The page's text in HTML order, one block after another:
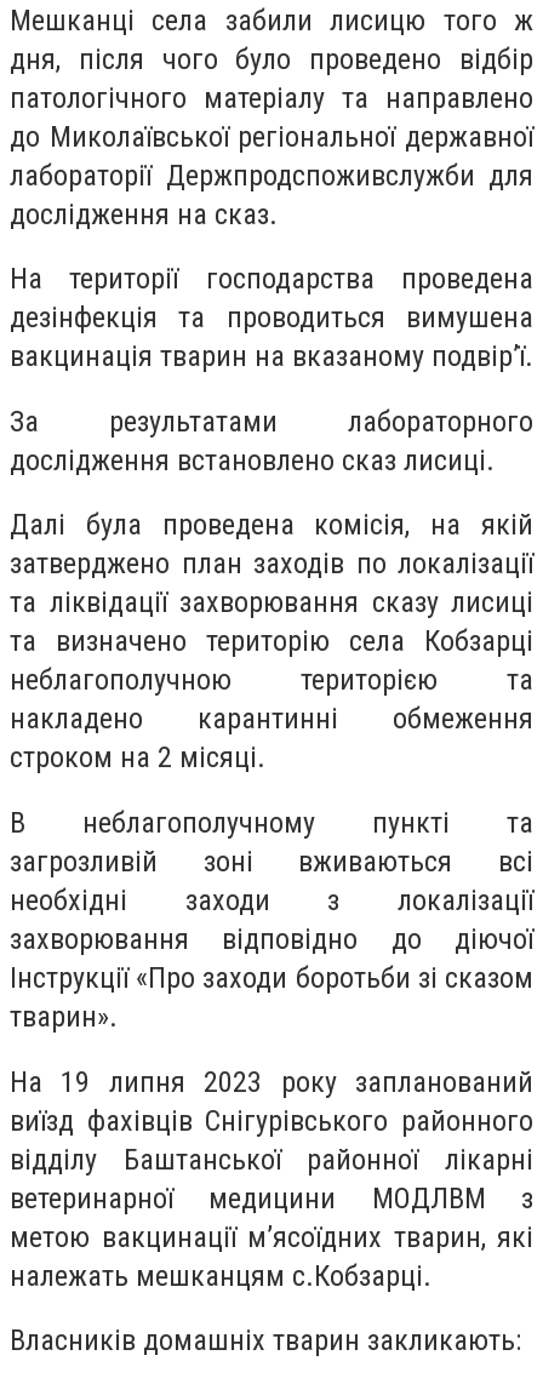
Мешканці села забили лисицю того ж
дня, після чого було проведено відбір
патологічного матеріалу та направлено
до Миколаївської регіональної державної
лабораторії Держпродспоживслужби для
дослідження на сказ.
На території господарства проведена
дезінфекція та проводиться вимушена
вакцинація тварин на вказаному подвір’ї.
За результатами лабораторного
дослідження встановлено сказ лисиці.
Далі була проведена комісія, на якій
затверджено план заходів по локалізації
та ліквідації захворювання сказу лисиці
та визначено територію села Кобзарці
неблагополучною територією та
накладено карантинні обмеження
строком на 2 місяці.
В неблагополучному пункті та
загрозливій зоні вживаються всі
необхідні заходи з локалізації
захворювання відповідно до діючої
Інструкції «Про заходи боротьби зі сказом
тварин».
На 19 липня 2023 року запланований
виїзд фахівців Снігурівського районного
відділу Баштанської районної лікарні
ветеринарної медицини МОДЛВМ з
метою вакцинації м’ясоїдних тварин, які
належать мешканцям с.Кобзарці.
Власників домашніх тварин закликають: